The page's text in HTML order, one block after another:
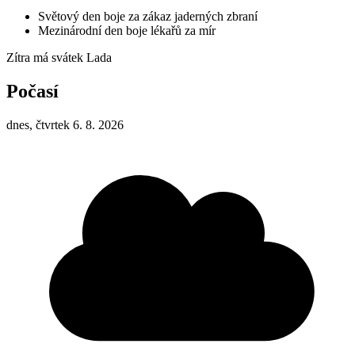
Světový den boje za zákaz jaderných zbraní
Mezinárodní den boje lékařů za mír
Zítra má svátek Lada
Počasí
dnes, čtvrtek 6. 8. 2026